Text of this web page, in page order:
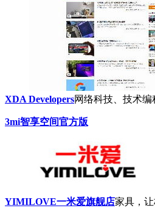
XDA Developers网络科技、技术编
3mi智享空间官方版
YIMILOVE一米爱旗舰店家具，